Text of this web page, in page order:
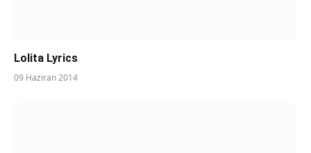
Lolita Lyrics
09 Haziran 2014